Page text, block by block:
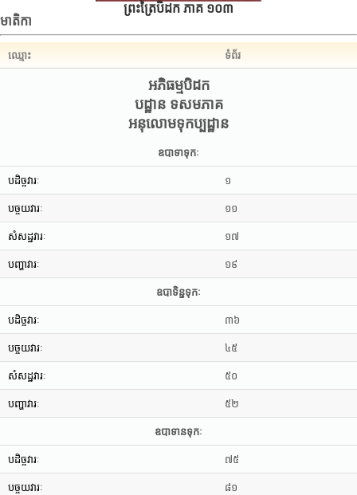
ព្រះត្រៃបិដក ភាគ ១០៣
មាតិកា
ឈ្មោះ ទំព័រ
អភិធម្មបិដក
បដ្ឋាន ទសមភាគ
អនុលោមទុកប្បដ្ឋាន
ឧបាទាទុកៈ
បដិច្ចវារៈ ១
បច្ចយវារៈ ១១
សំសដ្ឋវារៈ ១៧
បញ្ហាវារៈ ១៩
ឧបាទិន្នទុកៈ
បដិច្ចវារៈ ៣៦
បច្ចយវារៈ ៤៥
សំសដ្ឋវារៈ ៥០
បញ្ហាវារៈ ៥២
ឧបាទានទុកៈ
បដិច្ចវារៈ ៧៥
បច្ចយវារៈ ៨១